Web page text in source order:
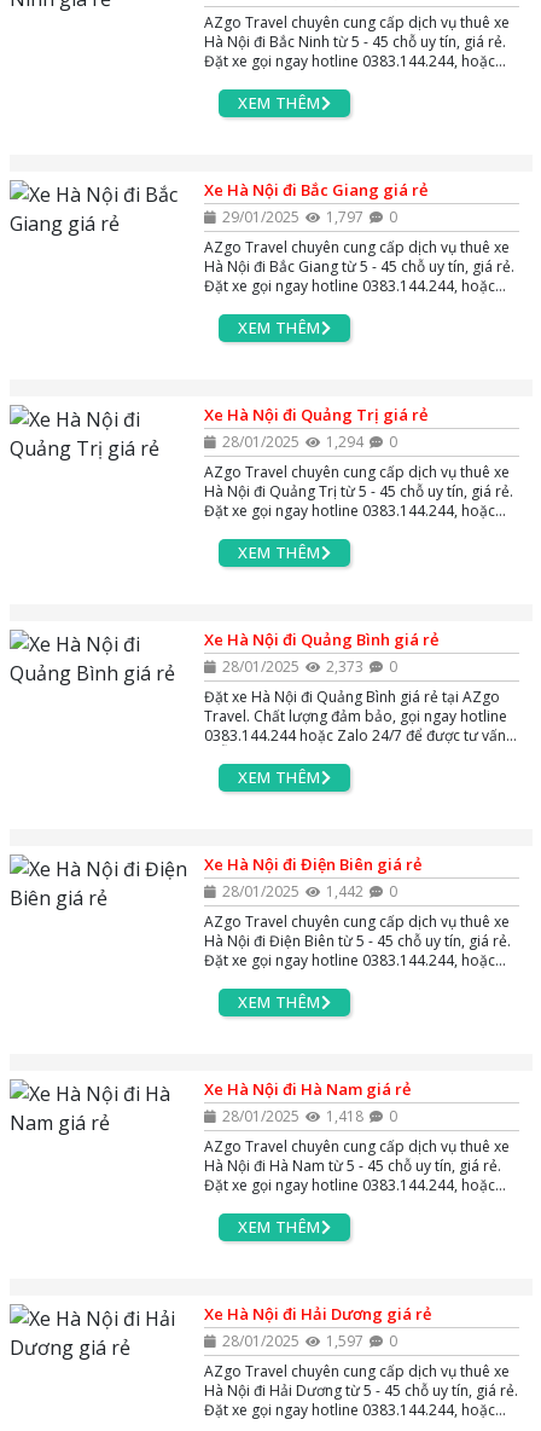
AZgo Travel chuyên cung cấp dịch vụ thuê xe
Hà Nội đi Bắc Ninh từ 5 - 45 chỗ uy tín, giá rẻ.
Đặt xe gọi ngay hotline 0383.144.244, hoặc
24/7.XEM THÊM
Xe Hà Nội đi Bắc Giang giá rẻ
29/01/2025 1,797
0
AZgo Travel chuyên cung cấp dịch vụ thuê xe
Hà Nội đi Bắc Giang từ 5 - 45 chỗ uy tín, giá rẻ.
Đặt xe gọi ngay hotline 0383.144.244, hoặc
24/7.XEM THÊM
Xe Hà Nội đi Quảng Trị giá rẻ
28/01/2025 1,294
0
AZgo Travel chuyên cung cấp dịch vụ thuê xe
Hà Nội đi Quảng Trị từ 5 - 45 chỗ uy tín, giá rẻ.
Đặt xe gọi ngay hotline 0383.144.244, hoặc
24/7.XEM THÊM
Xe Hà Nội đi Quảng Bình giá rẻ
28/01/2025 2,373
0
Đặt xe Hà Nội đi Quảng Bình giá rẻ tại AZgo
Travel. Chất lượng đảm bảo, gọi ngay hotline
0383.144.244 hoặc Zalo 24/7 để được tư vấn
XEM THÊM
Xe Hà Nội đi Điện Biên giá rẻ
28/01/2025 1,442
0
AZgo Travel chuyên cung cấp dịch vụ thuê xe
Hà Nội đi Điện Biên từ 5 - 45 chỗ uy tín, giá rẻ.
Đặt xe gọi ngay hotline 0383.144.244, hoặc
24/7.XEM THÊM
Xe Hà Nội đi Hà Nam giá rẻ
28/01/2025 1,418
0
AZgo Travel chuyên cung cấp dịch vụ thuê xe
Hà Nội đi Hà Nam từ 5 - 45 chỗ uy tín, giá rẻ.
Đặt xe gọi ngay hotline 0383.144.244, hoặc
24/7.XEM THÊM
Xe Hà Nội đi Hải Dương giá rẻ
28/01/2025 1,597
0
AZgo Travel chuyên cung cấp dịch vụ thuê xe
Hà Nội đi Hải Dương từ 5 - 45 chỗ uy tín, giá rẻ.
Đặt xe gọi ngay hotline 0383.144.244, hoặc